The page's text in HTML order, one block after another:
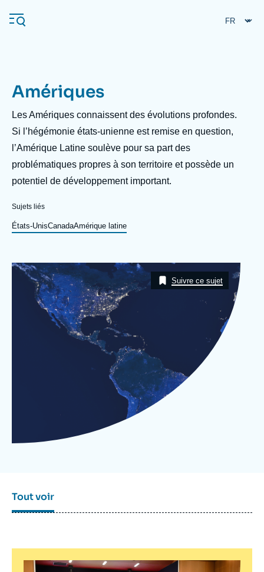
au
contenu
Navigation
principale
L'Ifri
Analyses
Événements
Se connecter
Nous soutenir
À propos de l'Ifri
L'Ifri en bref
Recherches fréquentes
Amériques
Description
Les Amériques connaissent des évolutions profondes.
Si l’hégémonie états-unienne est remise en question,
l’Amérique Latine soulève pour sa part des
problématiques propres à son territoire et possède un
potentiel de développement important.
Sujets liés
États-UnisCanadaAmérique latine
Image
Taxonomie
Suivre ce sujet
Tout voir